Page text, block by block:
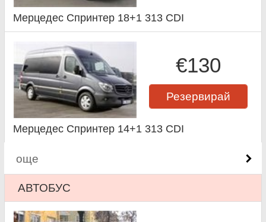
Мерцедес Спринтер 18+1 313 CDI
€130
Резервирай
Мерцедес Спринтер 14+1 313 CDI
още
АВТОБУС